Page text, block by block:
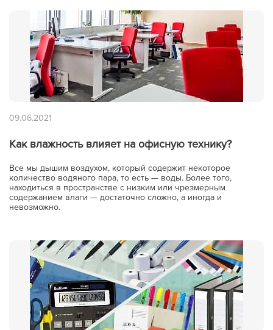
09.06.2021
Как влажность влияет на офисную технику?
Все мы дышим воздухом, который содержит некоторое
количество водяного пара, то есть — воды. Более того,
находиться в пространстве с низким или чрезмерным
содержанием влаги — достаточно сложно, а иногда и
невозможно.